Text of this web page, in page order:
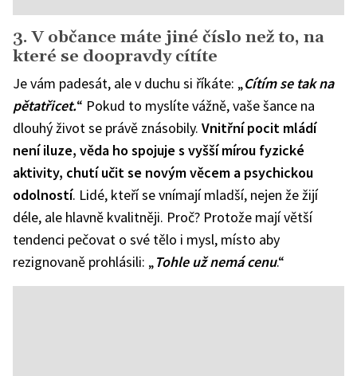
3. V občance máte jiné číslo než to, na
které se doopravdy cítíte
Je vám padesát, ale v duchu si říkáte: „Cítím se tak na
pětatřicet.“ Pokud to myslíte vážně, vaše šance na
dlouhý život se právě znásobily. Vnitřní pocit mládí
není iluze, věda ho spojuje s vyšší mírou fyzické
aktivity, chutí učit se novým věcem a psychickou
odolností. Lidé, kteří se vnímají mladší, nejen že žijí
déle, ale hlavně kvalitněji. Proč? Protože mají větší
tendenci pečovat o své tělo i mysl, místo aby
rezignovaně prohlásili: „Tohle už nemá cenu.“